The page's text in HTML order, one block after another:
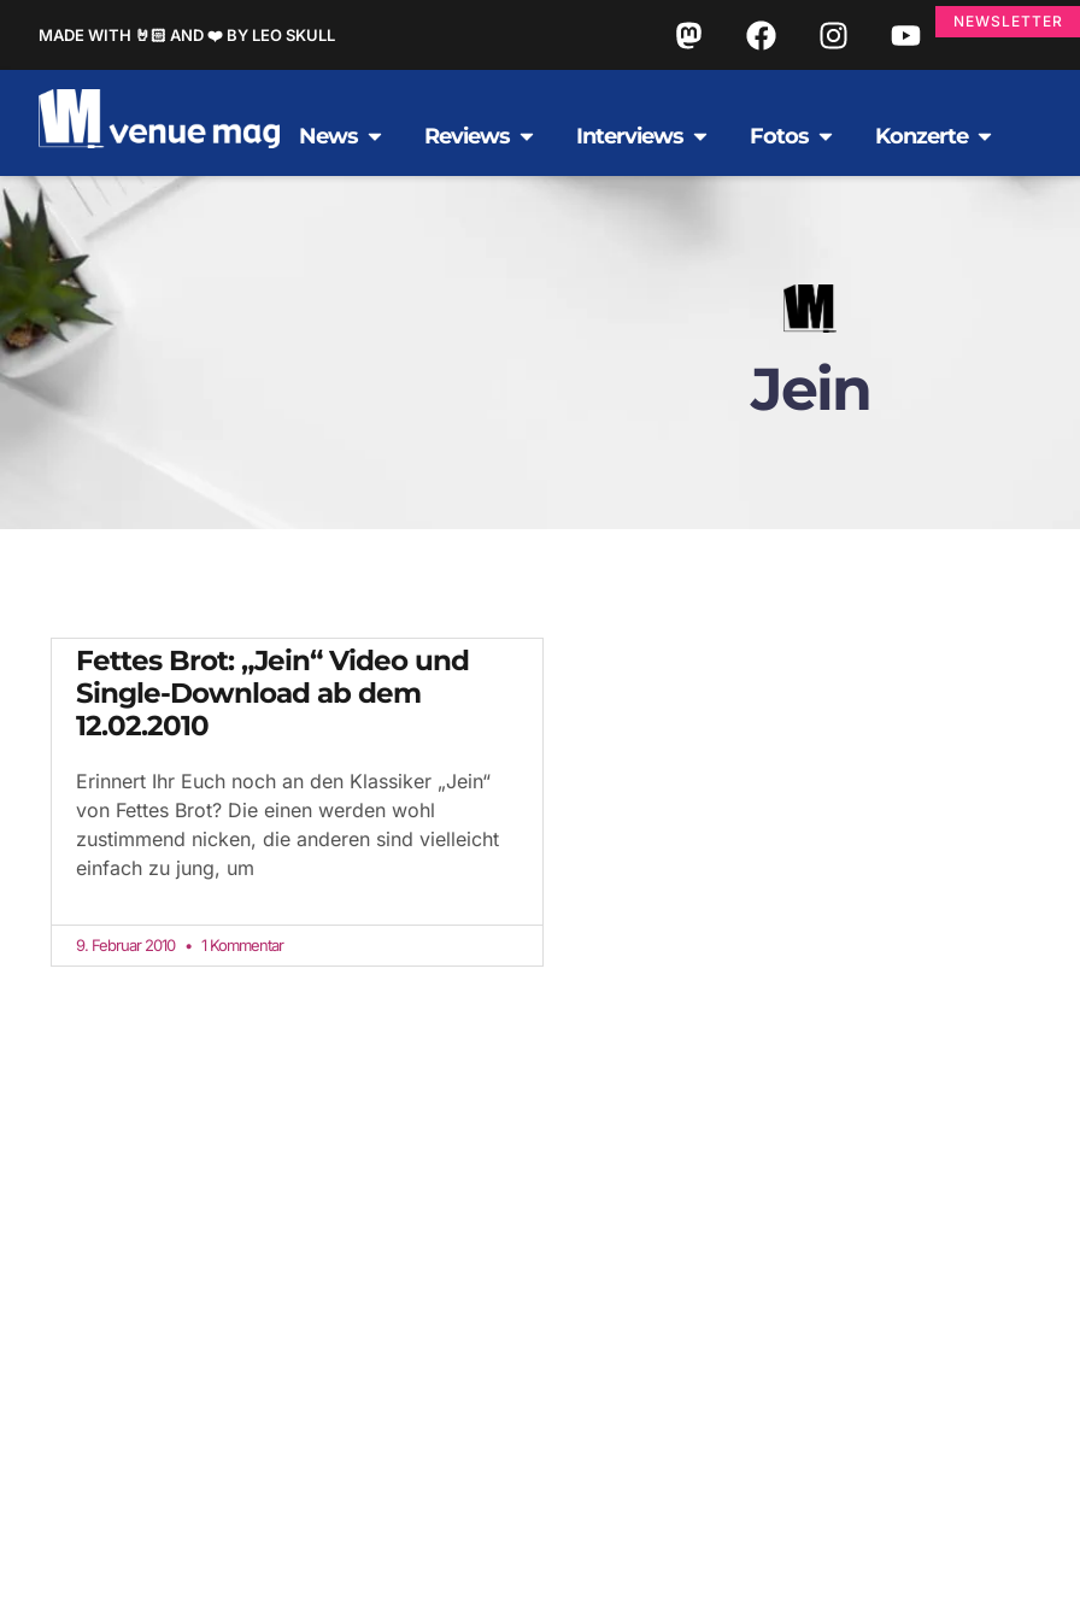
MADE WITH 🤘🏻 AND ❤️ BY LEO SKULL
NEWSLETTER
News Reviews Interviews Fotos Konzerte
Jein
Fettes Brot: „Jein“ Video und
Single-Download ab dem
12.02.2010
Erinnert Ihr Euch noch an den Klassiker „Jein“
von Fettes Brot? Die einen werden wohl
zustimmend nicken, die anderen sind vielleicht
einfach zu jung, um
9. Februar 2010 1 Kommentar